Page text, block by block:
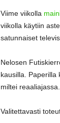
Viime viikolla
viikolla käytiin
satunnaiset
Nelosen
kausilla. Paperilla
miltei reaaliajassa.
Valitettavasti